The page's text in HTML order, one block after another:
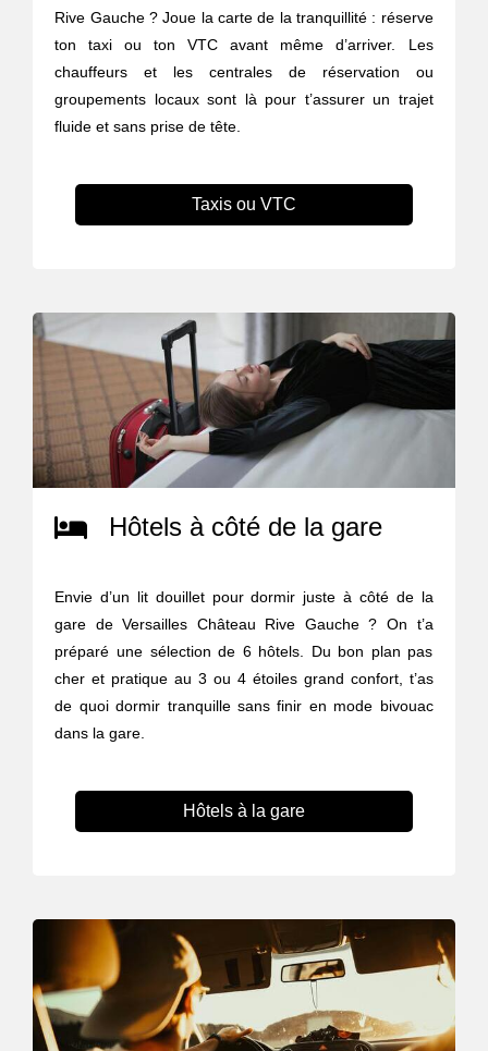
Rive Gauche ? Joue la carte de la tranquillité : réserve
ton taxi ou ton VTC avant même d’arriver. Les
chauffeurs et les centrales de réservation ou
groupements locaux sont là pour t’assurer un trajet
fluide et sans prise de tête.
Taxis ou VTC
Hôtels à côté de la gare
Envie d’un lit douillet pour dormir juste à côté de la
gare de Versailles Château Rive Gauche ? On t’a
préparé une sélection de 6 hôtels. Du bon plan pas
cher et pratique au 3 ou 4 étoiles grand confort, t’as
de quoi dormir tranquille sans finir en mode bivouac
dans la gare.
Hôtels à la gare